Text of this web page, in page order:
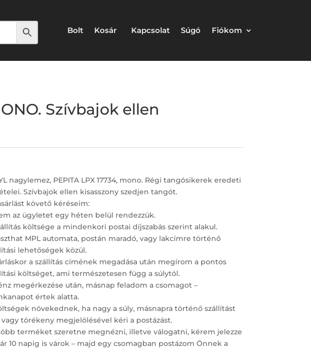
Bolt Kosár Kapcsolat Súgó Fiókom
Szívbajok ellen
nagylemez, PEPITA LPX 17734, mono. Régi tangósikerek eredeti
Szívbajok ellen kisasszony szedjen tangót.
követő kéréseim:
az ügyletet egy héten belül rendezzük.
költsége a mindenkori postai díjszabás szerint alakul.
MPL automata, postán maradó, vagy lakcímre történő
lehetőségek közül.
a szállítás címének megadása után megírom a pontos
költséget, ami természetesen függ a súlytól.
megérkezése után, másnap feladom a csomagot –
értek alatta.
növekednek, ha nagy a súly, másnapra történő szállítást
vagy törékeny megjelölésével kéri a postázást.
terméket szeretne megnézni, illetve válogatni, kérem jelezze
10 napig is várok – majd egy csomagban postázom Önnek a